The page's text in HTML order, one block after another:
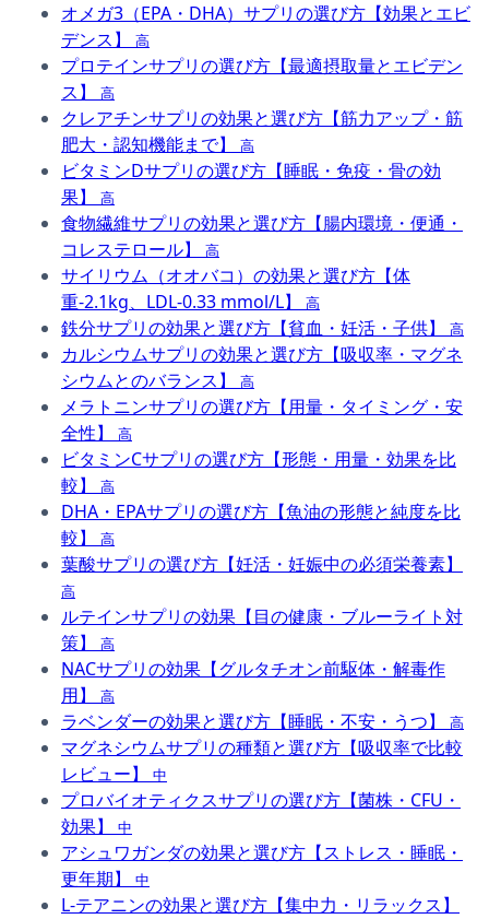
オメガ3（EPA・DHA）サプリの選び方【効果とエビ
デンス】
高
プロテインサプリの選び方【最適摂取量とエビデン
ス】
高
クレアチンサプリの効果と選び方【筋力アップ・筋
肥大・認知機能まで】
高
ビタミンDサプリの選び方【睡眠・免疫・骨の効
果】
高
食物繊維サプリの効果と選び方【腸内環境・便通・
コレステロール】
高
サイリウム（オオバコ）の効果と選び方【体
重-2.1kg、LDL-0.33 mmol/L】
高
鉄分サプリの効果と選び方【貧血・妊活・子供】 高
カルシウムサプリの効果と選び方【吸収率・マグネ
シウムとのバランス】
高
メラトニンサプリの選び方【用量・タイミング・安
全性】
高
ビタミンCサプリの選び方【形態・用量・効果を比
較】
高
DHA・EPAサプリの選び方【魚油の形態と純度を比
較】
高
葉酸サプリの選び方【妊活・妊娠中の必須栄養素】
高
ルテインサプリの効果【目の健康・ブルーライト対
策】
高
NACサプリの効果【グルタチオン前駆体・解毒作
用】
高
ラベンダーの効果と選び方【睡眠・不安・うつ】 高
マグネシウムサプリの種類と選び方【吸収率で比較
レビュー】
中
プロバイオティクスサプリの選び方【菌株・CFU・
効果】
中
アシュワガンダの効果と選び方【ストレス・睡眠・
更年期】
中
L-テアニンの効果と選び方【集中力・リラックス】